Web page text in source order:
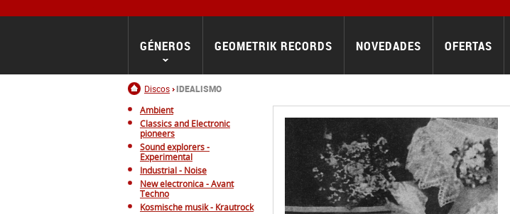
Inicio
Discos IDEALISMO
GÉNEROS GEOMETRIK RECORDS NOVEDADES OFERTAS
Ambient
Classics and Electronic
pioneers
Sound explorers -
Experimental
Industrial - Noise
New electronica - Avant
Techno
Kosmische musik - Krautrock